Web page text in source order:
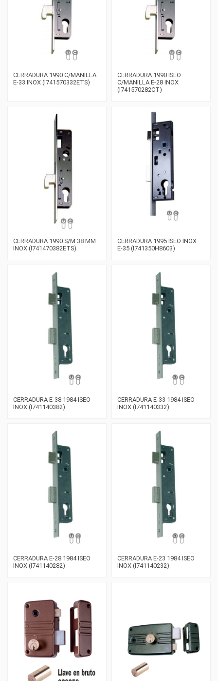
CERRADURA 1990 C/MANILLA
E-33 INOX (I741570332ETS)
CERRADURA 1990 ISEO
C/MANILLA E-28 INOX
(I741570282CT)
CERRADURA 1990 S/M 38 MM
INOX (I741470382ETS)
CERRADURA 1995 ISEO INOX
E-35 (I741350H8603)
CERRADURA E-38 1984 ISEO
INOX (I741140382)
CERRADURA E-33 1984 ISEO
INOX (I741140332)
CERRADURA E-28 1984 ISEO
INOX (I741140282)
CERRADURA E-23 1984 ISEO
INOX (I741140232)